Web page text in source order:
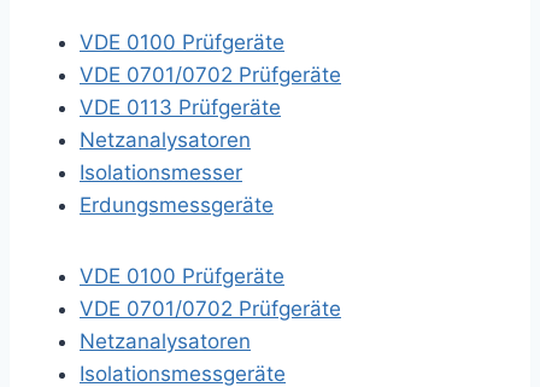
VDE 0100 Prüfgeräte
VDE 0701/0702 Prüfgeräte
VDE 0113 Prüfgeräte
Netzanalysatoren
Isolationsmesser
Erdungsmessgeräte
VDE 0100 Prüfgeräte
VDE 0701/0702 Prüfgeräte
Netzanalysatoren
Isolationsmessgeräte